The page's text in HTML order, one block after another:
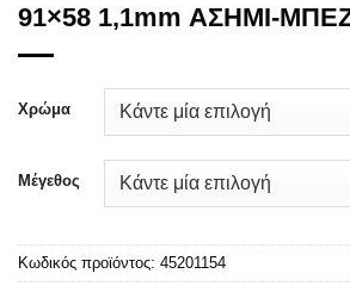
91×58 1,1mm ΑΣΗΜΙ-
Χρώμα
Μέγεθος
Κωδικός προϊόντος: 45201154